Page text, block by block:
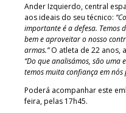
Ander Izquierdo, central
aos ideais do seu técnico:
importante é a defesa. Temos
bem e aproveitar o nosso
armas.”O atleta de 22 anos,
“Do que analisámos, são
temos muita confiança em
Poderá acompanhar este
feira, pelas 17h45.